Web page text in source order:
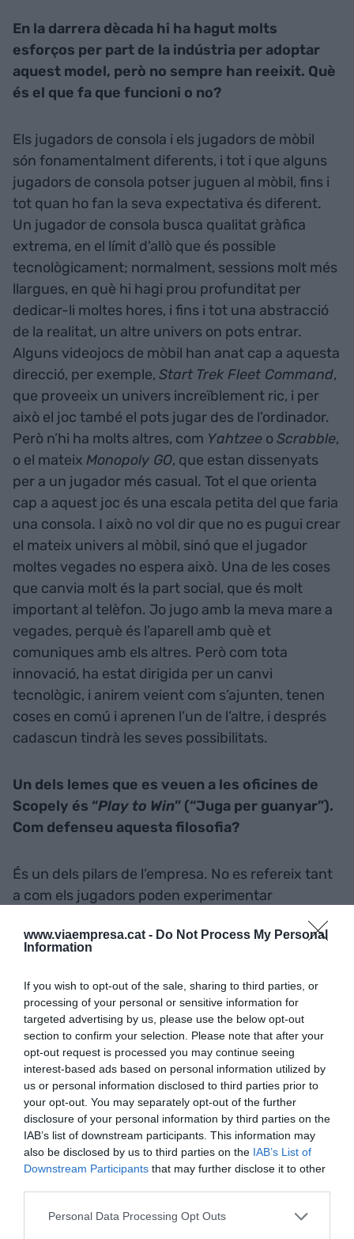
www.viaempresa.cat - Do Not Process My Personal
Information
If you wish to opt-out of the sale, sharing to third parties, or
processing of your personal or sensitive information for
targeted advertising by us, please use the below opt-out
section to confirm your selection. Please note that after your
opt-out request is processed you may continue seeing
interest-based ads based on personal information utilized by
us or personal information disclosed to third parties prior to
your opt-out. You may separately opt-out of the further
disclosure of your personal information by third parties on the
IAB’s list of downstream participants. This information may
also be disclosed by us to third parties on the IAB’s List of
Downstream Participants that may further disclose it to other
Personal Data Processing Opt Outs
En la darrera dècada hi ha hagut molts
esforços per part de la indústria per adoptar
aquest model, però no sempre han reeixit. Què
és el que fa que funcioni o no?
Els jugadors de consola i els jugadors de mòbil
són fonamentalment diferents, i tot i que alguns
jugadors de consola potser juguen al mòbil, fins i
tot quan ho fan la seva expectativa és diferent.
Un jugador de consola busca qualitat gràfica
extrema, en el límit d'allò que és possible
tecnològicament; normalment, sessions molt més
llargues, en què hi hagi prou profunditat per
dedicar-li moltes hores, i fins i tot una abstracció
de la realitat, un altre univers on pots entrar.
Alguns videojocs de mòbil han anat cap a aquesta
direcció, per exemple, Start Trek Fleet Command,
que proveeix un univers increïblement ric, i per
això el joc també el pots jugar des de l’ordinador.
Però n’hi ha molts altres, com Yahtzee oScrabble,
o el mateix Monopoly GO, que estan dissenyats
per a un jugador més casual. Tot el que orienta
cap a aquest joc és una escala petita del que faria
una consola. I això no vol dir que no es pugui crear
el mateix univers al mòbil, sinó que el jugador
moltes vegades no espera això. Una de les coses
que canvia molt és la part social, que és molt
important al telèfon. Jo jugo amb la meva mare a
vegades, perquè és l’aparell amb què et
comuniques amb els altres. Però com tota
innovació, ha estat dirigida per un canvi
tecnològic, i anirem veient com s’ajunten, tenen
coses en comú i aprenen l’un de l’altre, i després
cadascun tindrà les seves possibilitats.
Un dels lemes que es veuen a les oficines de
Scopely és “Play to Win” (“Juga per guanyar”).
Com defenseu aquesta filosofia?
És un dels pilars de l’empresa. No es refereix tant
a com els jugadors poden experimentar
, sinó a
com fem les coses com a empresa. Volem crear
encantin. Que la gent digui “com se’ls ha acudit
això”. Jocs com Monopoly GO, que neix d’una de
les IP de jocs més grans del món, i els que vindran
en el futur. Volem aconseguir fer productes que
mereixin el respecte de l’audiència. La idea del
Play to Win és que volem ser molt rellevants en
aquesta indústria, no volem un lloc secundari.
Aquesta idea contrasta amb el “ Pay to Win”
(“Paga per guanyar”) que s’associa sovint als
videojocs mòbils, amb què els usuaris critiquen
aquells jocs que recompensen més els qui